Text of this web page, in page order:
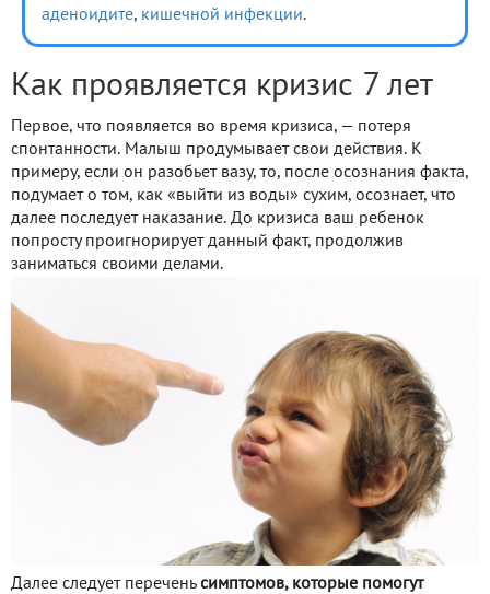
аденоидите, кишечной инфекции.
Как проявляется кризис 7 лет
Первое, что появляется во время кризиса, — потеря
спонтанности. Малыш продумывает свои действия. К
примеру, если он разобьет вазу, то, после осознания факта,
подумает о том, как «выйти из воды» сухим, осознает, что
далее последует наказание. До кризиса ваш ребенок
попросту проигнорирует данный факт, продолжив
заниматься своими делами.
Далее следует перечень симптомов, которые помогут